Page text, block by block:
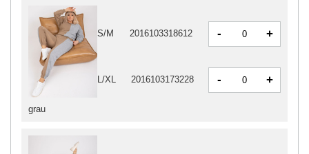
grau
S/M 2016103318612 - +
L/XL 2016103173228 - +